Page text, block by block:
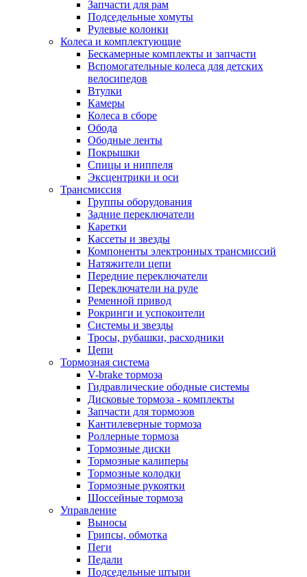
Запчасти для рам
Подседельные хомуты
Рулевые колонки
Колеса и комплектующие
Бескамерные комплекты и запчасти
Вспомогательные колеса для детских
велосипедов
Втулки
Камеры
Колеса в сборе
Обода
Ободные ленты
Покрышки
Спицы и ниппеля
Эксцентрики и оси
Трансмиссия
Группы оборудования
Задние переключатели
Каретки
Кассеты и звезды
Компоненты электронных трансмиссий
Натяжители цепи
Передние переключатели
Переключатели на руле
Ременной привод
Рокринги и успокоители
Системы и звезды
Тросы, рубашки, расходники
Цепи
Тормозная система
V-brake тормоза
Гидравлические ободные системы
Дисковые тормоза - комплекты
Запчасти для тормозов
Кантилеверные тормоза
Роллерные тормоза
Тормозные диски
Тормозные калиперы
Тормозные колодки
Тормозные рукоятки
Шоссейные тормоза
Управление
Выносы
Грипсы, обмотка
Пеги
Педали
Подседельные штыри